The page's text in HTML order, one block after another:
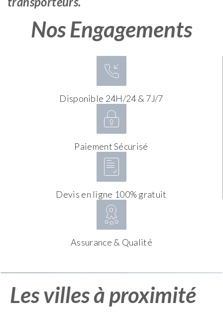
Nos Engagements
Disponible 24H/24 & 7J/7
Paiement Sécurisé
Devis en ligne 100% gratuit
Assurance & Qualité
Les villes à proximité